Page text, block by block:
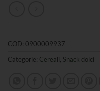
COD: 0900009937
Categorie: Cereali, Snack dolci